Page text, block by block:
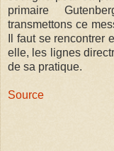
primaire
transmettons ce
Il faut se
elle, les lignes
de sa pratique.
Source